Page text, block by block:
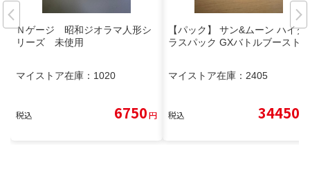
Ｎゲージ 昭和ジオラマ人形シ
リーズ 未使用
マイストア在庫： 1020
税込 6750円
【パック】 サン&ムーン ハイク
ラスパック GXバトルブースト
マイストア在庫： 2405
税込 34450